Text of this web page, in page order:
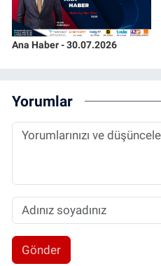
Ana Haber - 30.07.2026
Yorumlar
Gönder